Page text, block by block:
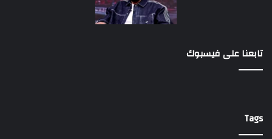
تابعنا على فيسبوك
Tags